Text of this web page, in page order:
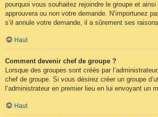
pourquoi vous souhaitez rejoindre le groupe et ainsi
approuvera ou non votre demande. N’importunez
s’il annule votre demande, il a sûrement ses
Haut
Comment devenir chef de groupe ?
Lorsque des groupes sont créés par
chef de groupe. Si vous désirez créer un groupe
l’administrateur en premier lieu en lui envoyant un
Haut